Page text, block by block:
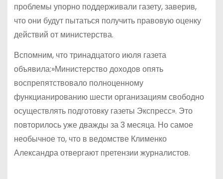
проблемы упорно поддерживали газету, заверив,
что они будут пытаться получить правовую оценку
действий от министерства.
Вспомним, что тринадцатого июля газета
объявила:»Министерство доходов опять
воспрепятствовало полноценному
функцианированию шести организациям свободно
осуществлять подготовку газеты Экспресс». Это
повторилось уже дважды за 3 месяца. Но самое
необычное то, что в ведомстве Клименко
Александра отвергают претензии журналистов.